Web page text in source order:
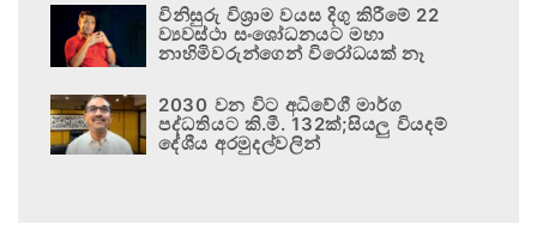
විනිසුරු විශ්‍රාම වයස දිගු කිරීමේ 22
ව්‍යවස්ථා සංශෝධනයට මහා
නාහිමිවරුන්ගෙන් විරෝධයක් නෑ
2030 වන විට අධිවේගී මාර්ග
පද්ධතියට කි.මී. 132ක්;සියලු වියදම්
දේශීය අරමුදල්වලින්